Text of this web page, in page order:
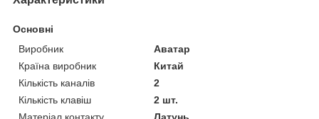
Основні
Виробник
Аватар
Країна виробник
Китай
Кількість каналів
2
Кількість клавіш
2 шт.
Матеріал контакту
Латунь